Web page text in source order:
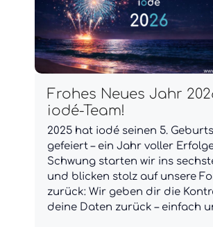
Frohes Neues Jahr
iodé-Team!
2025 hat iodé seinen 5.
gefeiert – ein Jahr voller
Schwung starten wir ins
und blicken stolz auf unsere
zurück: Wir geben dir die
deine Daten zurück – einfach